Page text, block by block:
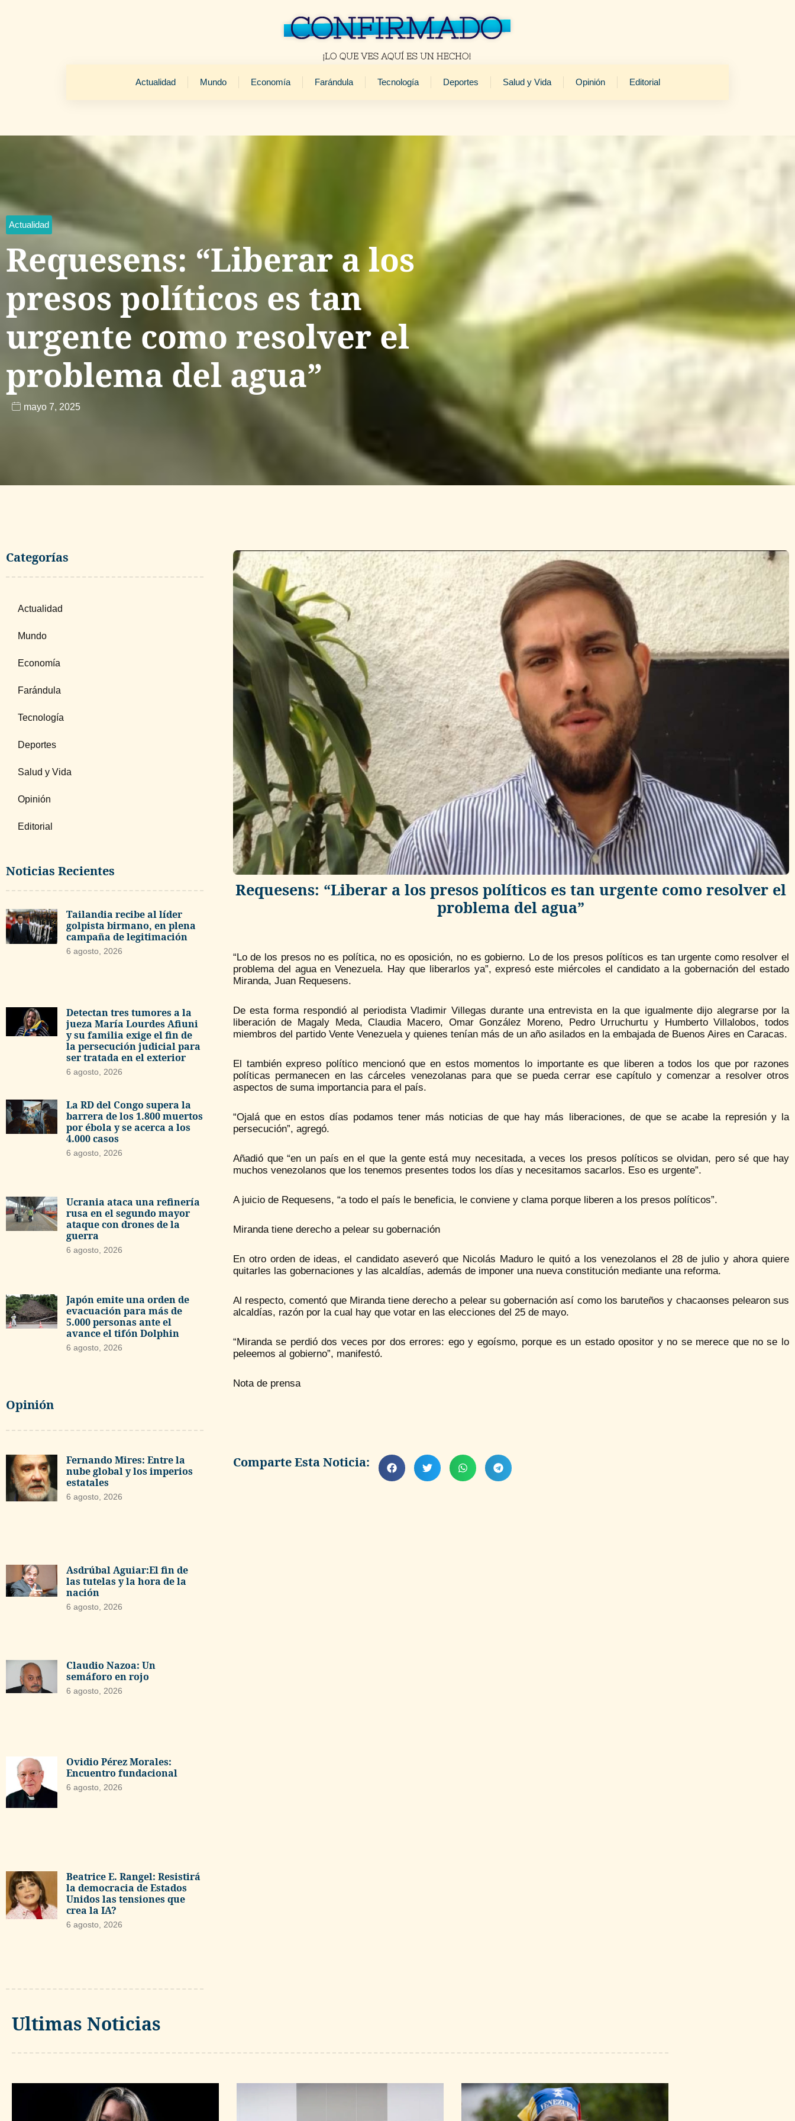
Actualidad Mundo Economía Farándula Tecnología Deportes Salud y Vida Opinión Editorial
Actualidad
Requesens: “Liberar a los
presos políticos es tan
urgente como resolver el
problema del agua”
mayo 7, 2025
Categorías
Actualidad
Mundo
Economía
Farándula
Tecnología
Deportes
Salud y Vida
Opinión
Editorial
Noticias Recientes
Tailandia recibe al líder
golpista birmano, en plena
campaña de legitimación
6 agosto, 2026
Detectan tres tumores a la
jueza María Lourdes Afiuni
y su familia exige el fin de
la persecución judicial para
ser tratada en el exterior
6 agosto, 2026
La RD del Congo supera la
barrera de los 1.800 muertos
por ébola y se acerca a los
4.000 casos
6 agosto, 2026
Ucrania ataca una refinería
rusa en el segundo mayor
ataque con drones de la
guerra
6 agosto, 2026
Japón emite una orden de
evacuación para más de
5.000 personas ante el
avance el tifón Dolphin
6 agosto, 2026
Opinión
Fernando Mires: Entre la
nube global y los imperios
estatales
6 agosto, 2026
Asdrúbal Aguiar:El fin de
las tutelas y la hora de la
nación
6 agosto, 2026
Claudio Nazoa: Un
semáforo en rojo
6 agosto, 2026
Ovidio Pérez Morales:
Encuentro fundacional
6 agosto, 2026
Beatrice E. Rangel: Resistirá
la democracia de Estados
Unidos las tensiones que
crea la IA?
6 agosto, 2026
Requesens: “Liberar a los presos políticos es tan urgente como resolver el
problema del agua”
“Lo de los presos no es política, no es oposición, no es gobierno. Lo de los presos políticos es tan urgente como resolver el
problema del agua en Venezuela. Hay que liberarlos ya”, expresó este miércoles el candidato a la gobernación del estado
Miranda, Juan Requesens.
De esta forma respondió al periodista Vladimir Villegas durante una entrevista en la que igualmente dijo alegrarse por la
liberación de Magaly Meda, Claudia Macero, Omar González Moreno, Pedro Urruchurtu y Humberto Villalobos, todos
miembros del partido Vente Venezuela y quienes tenían más de un año asilados en la embajada de Buenos Aires en Caracas.
El también expreso político mencionó que en estos momentos lo importante es que liberen a todos los que por razones
políticas permanecen en las cárceles venezolanas para que se pueda cerrar ese capítulo y comenzar a resolver otros
aspectos de suma importancia para el país.
“Ojalá que en estos días podamos tener más noticias de que hay más liberaciones, de que se acabe la represión y la
persecución”, agregó.
Añadió que “en un país en el que la gente está muy necesitada, a veces los presos políticos se olvidan, pero sé que hay
muchos venezolanos que los tenemos presentes todos los días y necesitamos sacarlos. Eso es urgente”.
A juicio de Requesens, “a todo el país le beneficia, le conviene y clama porque liberen a los presos políticos”.
Miranda tiene derecho a pelear su gobernación
En otro orden de ideas, el candidato aseveró que Nicolás Maduro le quitó a los venezolanos el 28 de julio y ahora quiere
quitarles las gobernaciones y las alcaldías, además de imponer una nueva constitución mediante una reforma.
Al respecto, comentó que Miranda tiene derecho a pelear su gobernación así como los baruteños y chacaonses pelearon sus
alcaldías, razón por la cual hay que votar en las elecciones del 25 de mayo.
“Miranda se perdió dos veces por dos errores: ego y egoísmo, porque es un estado opositor y no se merece que no se lo
peleemos al gobierno”, manifestó.
Nota de prensa
Comparte Esta Noticia:
Ultimas Noticias